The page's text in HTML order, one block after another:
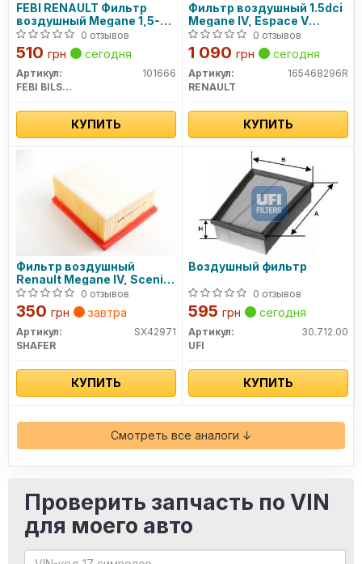
FEBI RENAULT Фильтр
воздушный Megane 1,5-
1,6dCi 15-
0 отзывов
510 грн сегодня
Артикул:
101666
FEBI BILSTEIN
КУПИТЬ
Фильтр воздушный 1.5dci
Megane IV, Espace V
(165468296R) Renault
0 отзывов
1 090 грн сегодня
Артикул:
165468296R
RENAULT
КУПИТЬ
Фильтр воздушный
Renault Megane IV, Scenic
IV, Grand Scenic IV, 15-, (с
предфильтром)
(SX4297/1) SHAFER
0 отзывов
350 грн завтра
Артикул:
SX42971
SHAFER
КУПИТЬ
Воздушный фильтр
0 отзывов
595 грн сегодня
Артикул:
30.712.00
UFI
КУПИТЬ
Смотреть все аналоги ↓
Проверить запчасть по VIN
для моего авто